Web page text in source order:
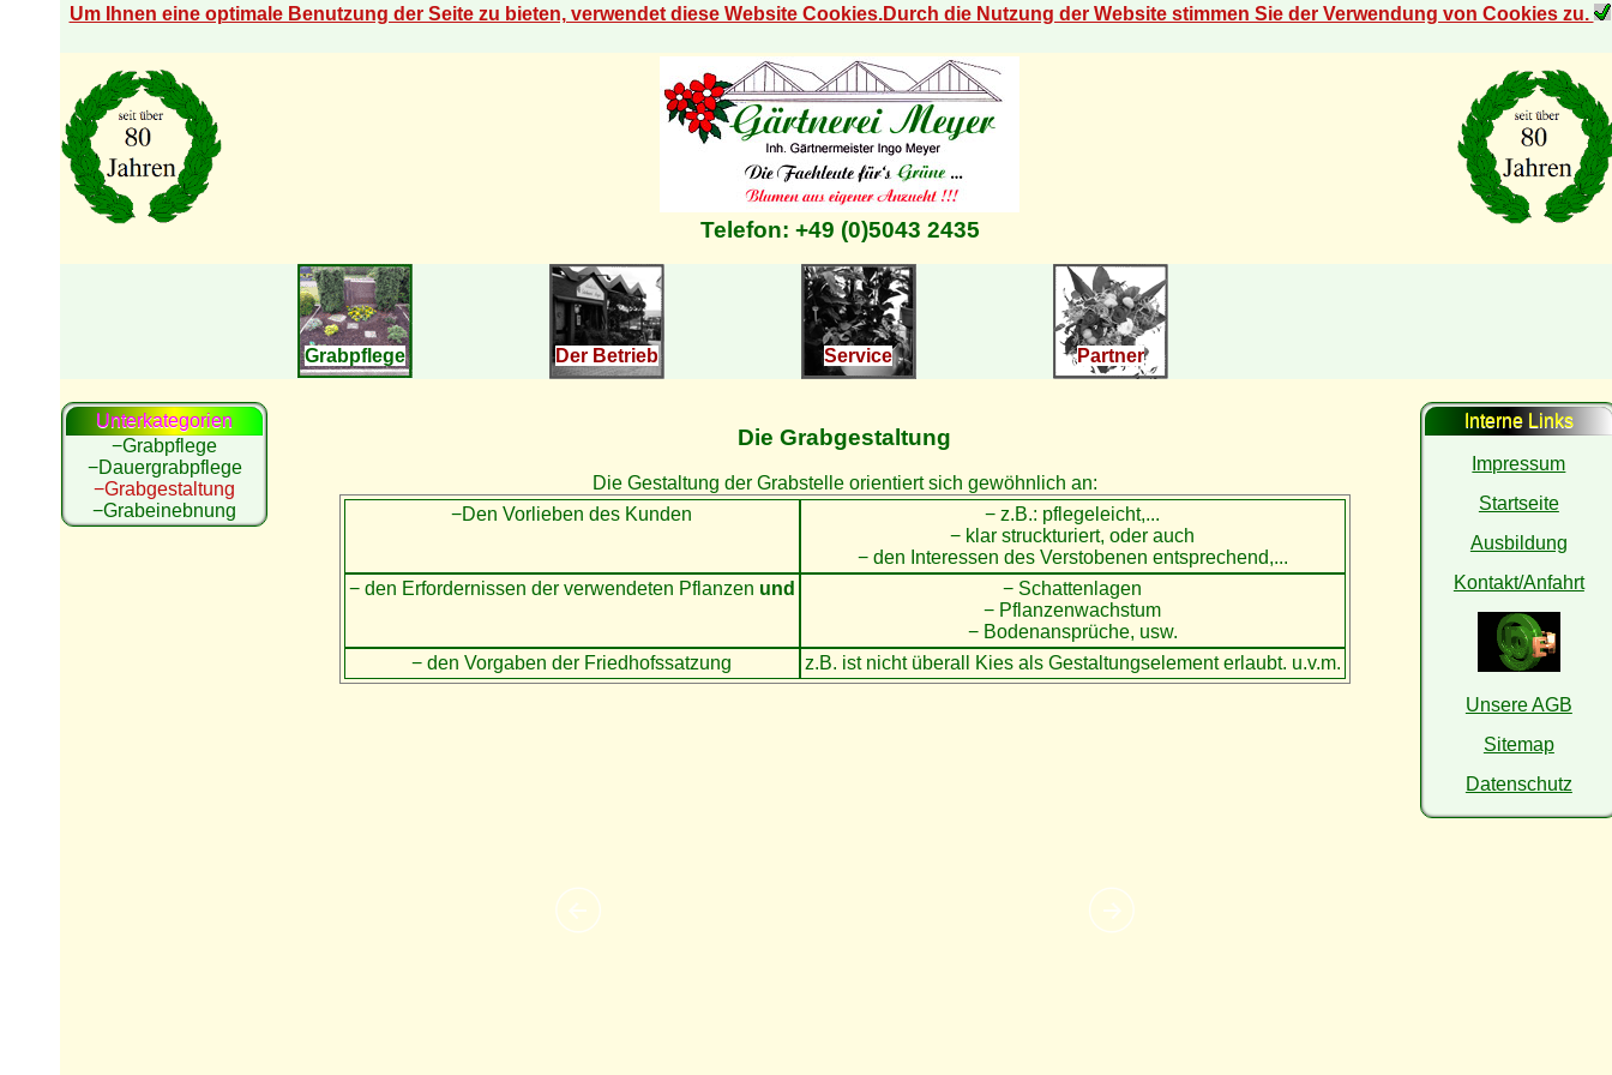
Um Ihnen eine optimale Benutzung der Seite zu bieten, verwendet diese Website Cookies.Durch die Nutzung der Website stimmen Sie der Verwendung von Cookies zu.
Telefon: +49 (0)5043 2435
Grabpflege Der Betrieb Service Partner
Unterkategorien
−Grabpflege
−Dauergrabpflege
−Grabgestaltung
−Grabeinebnung
Die Grabgestaltung
Die Gestaltung der Grabstelle orientiert sich gewöhnlich an:
−Den Vorlieben des Kunden
− z.B.: pflegeleicht,...
− klar struckturiert, oder auch
− den Interessen des Verstobenen entsprechend,...
− den Erfordernissen der verwendeten Pflanzen und
− Schattenlagen
− Pflanzenwachstum
− Bodenansprüche, usw.
− den Vorgaben der Friedhofssatzung
z.B. ist nicht überall Kies als Gestaltungselement erlaubt. u.v.m.
Interne Links
Impressum
Startseite
Ausbildung
Kontakt/Anfahrt
Unsere AGB
Sitemap
Datenschutz